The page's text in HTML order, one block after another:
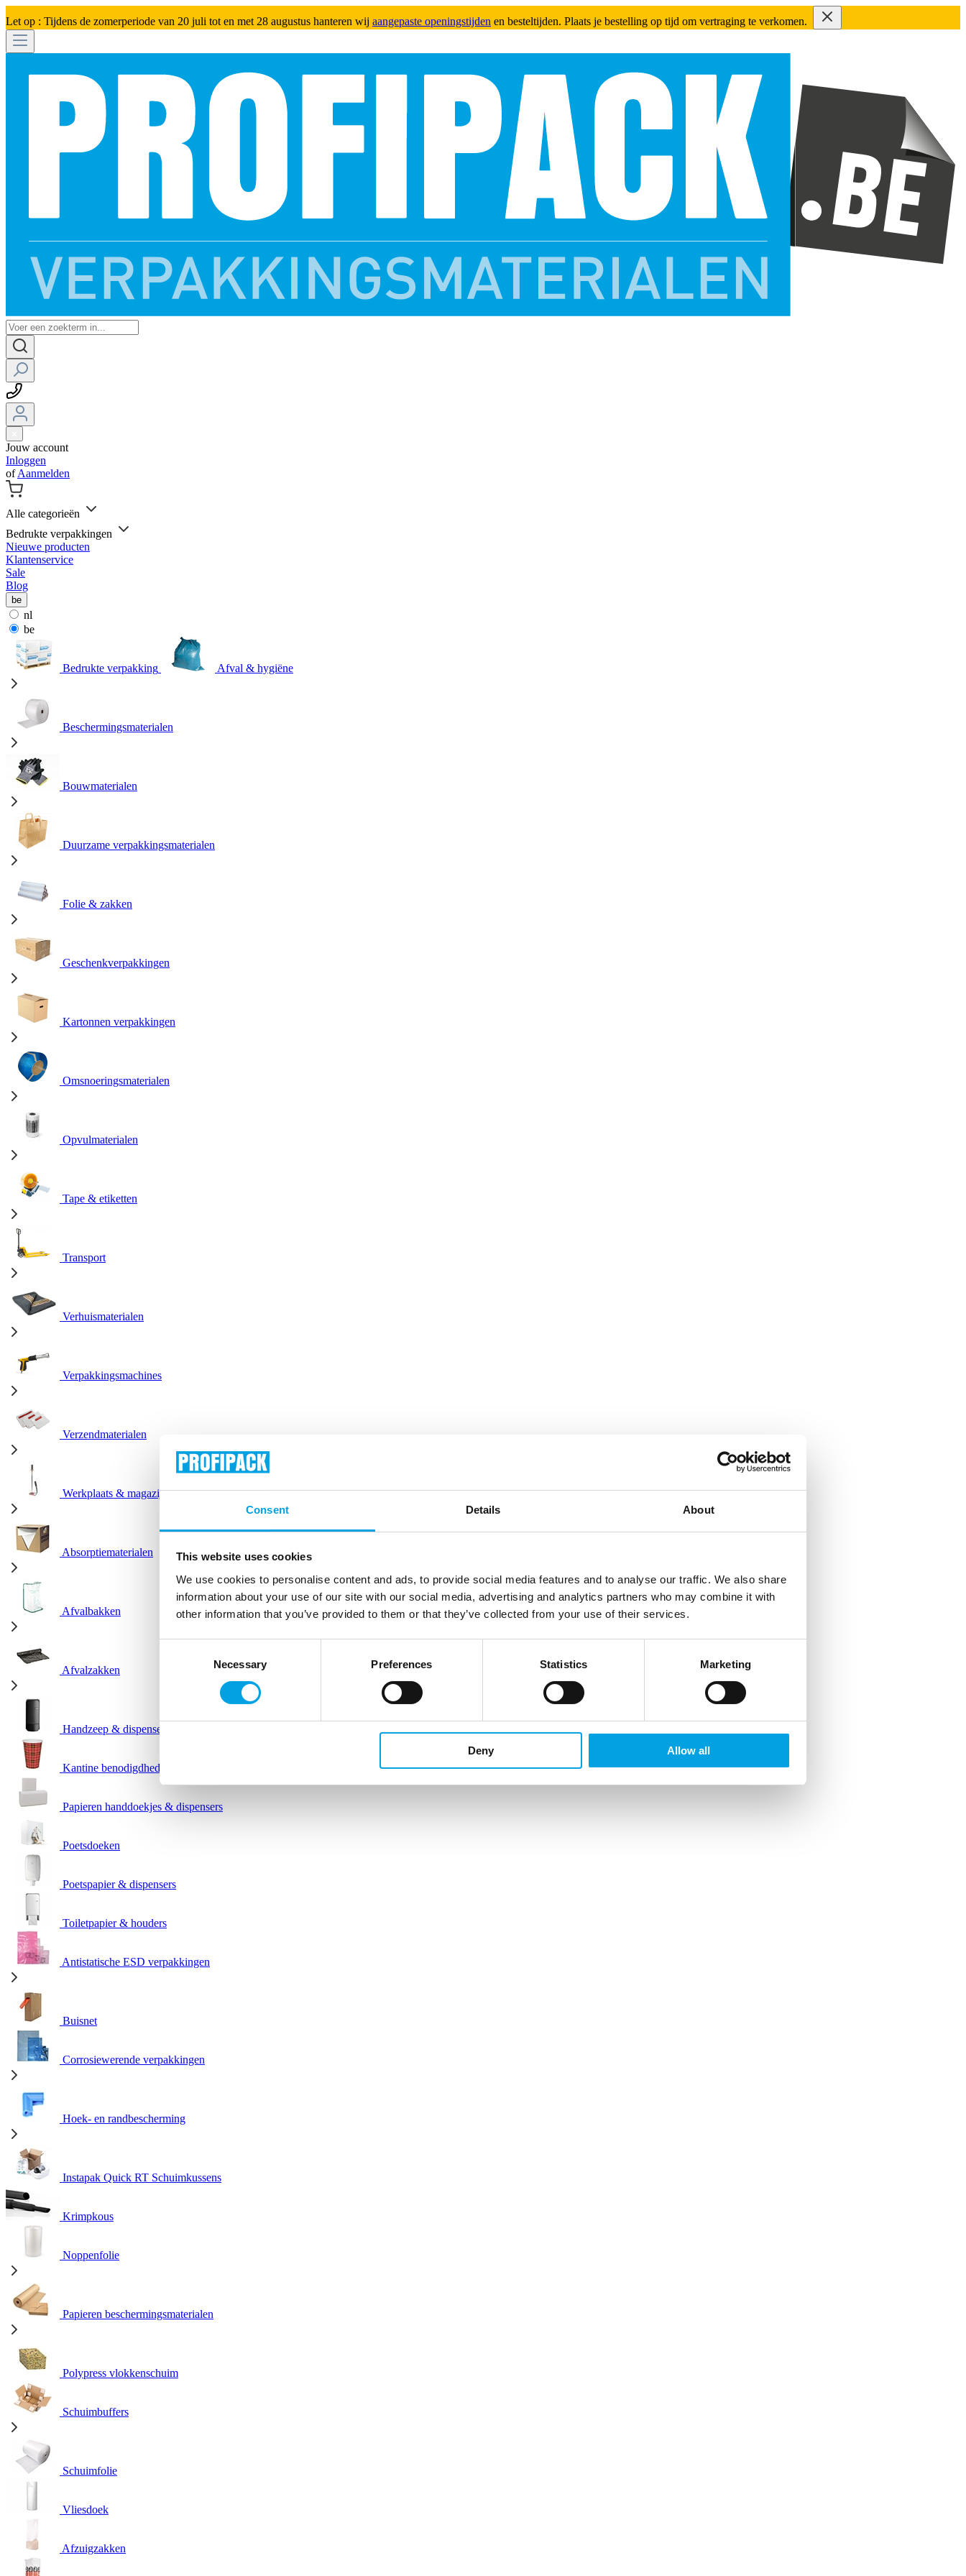
Consent Details About
This website uses cookies
We use cookies to personalise content and ads, to provide social media features and to analyse our traffic. We also share
information about your use of our site with our social media, advertising and analytics partners who may combine it with
other information that you’ve provided to them or that they’ve collected from your use of their services.
Necessary Preferences Statistics Marketing
Deny Allow all
Let op : Tijdens de zomerperiode van 20 juli tot en met 28 augustus hanteren wij aangepaste openingstijden en besteltijden. Plaats je bestelling op tijd om vertraging te verkomen.
Jouw account
Inloggen
ofAanmelden
Alle categorieën
Bedrukte verpakkingen
Nieuwe producten
Klantenservice
Sale
Blog
be
nl
be
Bedrukte verpakking Afval & hygiëne
Beschermingsmaterialen
Bouwmaterialen
Duurzame verpakkingsmaterialen
Folie & zakken
Geschenkverpakkingen
Kartonnen verpakkingen
Omsnoeringsmaterialen
Opvulmaterialen
Tape & etiketten
Transport
Verhuismaterialen
Verpakkingsmachines
Verzendmaterialen
Werkplaats & magazijn
Absorptiematerialen
Afvalbakken
Afvalzakken
Handzeep & dispensers
Kantine benodigdheden
Papieren handdoekjes & dispensers
Poetsdoeken
Poetspapier & dispensers
Toiletpapier & houders
Antistatische ESD verpakkingen
Buisnet
Corrosiewerende verpakkingen
Hoek- en randbescherming
Instapak Quick RT Schuimkussens
Krimpkous
Noppenfolie
Papieren beschermingsmaterialen
Polypress vlokkenschuim
Schuimbuffers
Schuimfolie
Vliesdoek
Afzuigzakken